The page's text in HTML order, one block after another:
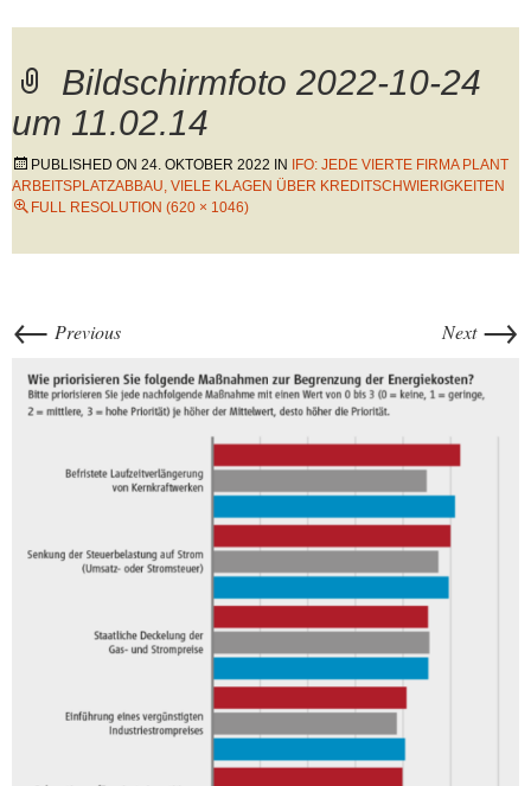
Bildschirmfoto 2022-10-24
um 11.02.14
PUBLISHED ON 24. OKTOBER 2022 IN
IFO: JEDE VIERTE FIRMA PLANT
ARBEITSPLATZABBAU, VIELE KLAGEN ÜBER KREDITSCHWIERIGKEITEN
FULL RESOLUTION (620 × 1046)
← Previous Next →